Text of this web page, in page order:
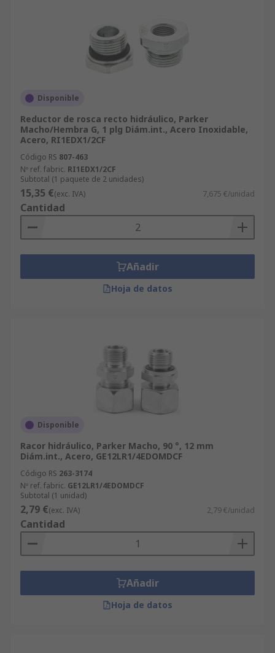
Disponible
Reductor de rosca recto hidráulico, Parker
Macho/Hembra G, 1 plg Diám.int., Acero Inoxidable,
Acero, RI1EDX1/2CF
Código RS 807-463
Nº ref. fabric. RI1EDX1/2CF
Subtotal (1 paquete de 2 unidades)
15,35 €(exc. IVA) 7,675 €/unidad
Cantidad
Añadir
Hoja de datos
Disponible
Racor hidráulico, Parker Macho, 90 °, 12 mm
Diám.int., Acero, GE12LR1/4EDOMDCF
Código RS 263-3174
Nº ref. fabric. GE12LR1/4EDOMDCF
Subtotal (1 unidad)
2,79 €(exc. IVA) 2,79 €/unidad
Cantidad
Añadir
Hoja de datos